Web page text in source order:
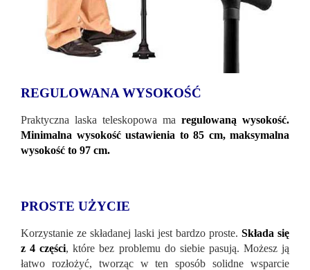
REGULOWANA WYSOKOŚĆ
Praktyczna laska teleskopowa ma regulowaną wysokość.
Minimalna wysokość ustawienia to 85 cm, maksymalna
wysokość to 97 cm.
PROSTE UŻYCIE
Korzystanie ze składanej laski jest bardzo proste. Składa się
z 4 części, które bez problemu do siebie pasują. Możesz ją
łatwo rozłożyć, tworząc w ten sposób solidne wsparcie